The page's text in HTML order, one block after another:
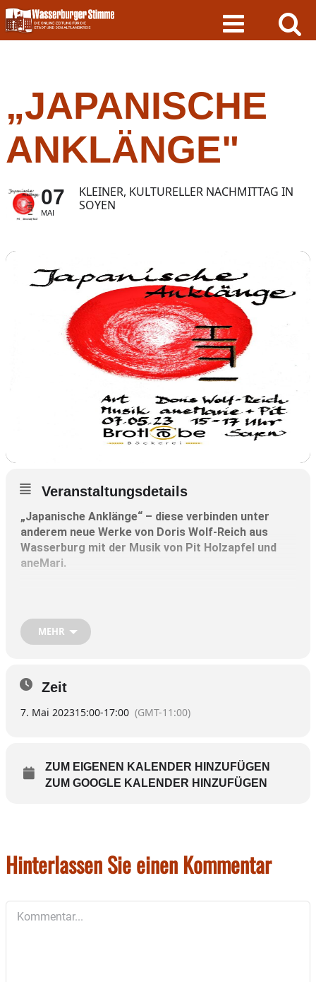
Skip
to
content
„JAPANISCHE
ANKLÄNGE"
07
MAI
KLEINER, KULTURELLER NACHMITTAG IN
SOYEN
Veranstaltungsdetails
„Japanische Anklänge“ – diese verbinden unter
anderem neue Werke von Doris Wolf-Reich aus
Wasserburg mit der Musik von Pit Holzapfel und
aneMari.
Wo: in der Bäckerei Brotliebe am Bahnhofsplatz 3
in Soyen
Die Bäckerei Brotliebe verwöhnt dazu mit
MEHR
Zeit
7. Mai 202315:00-17:00 (GMT-11:00)
ZUM EIGENEN KALENDER HINZUFÜGEN
ZUM GOOGLE KALENDER HINZUFÜGEN
Hinterlassen Sie einen Kommentar